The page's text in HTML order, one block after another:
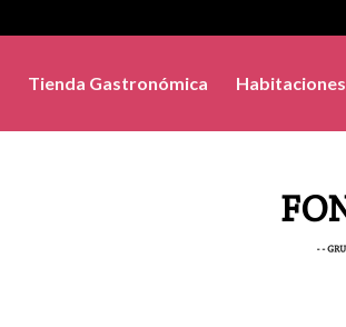
Tienda Gastronómica Habitaciones